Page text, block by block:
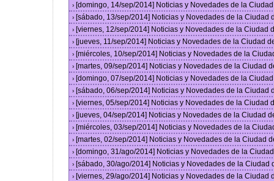
› [domingo, 14/sep/2014] Noticias y Novedades de la
› [sábado, 13/sep/2014] Noticias y Novedades de la Ciudad
› [viernes, 12/sep/2014] Noticias y Novedades de la Ciudad
› [jueves, 11/sep/2014] Noticias y Novedades de la Ciudad
› [miércoles, 10/sep/2014] Noticias y Novedades de la
› [martes, 09/sep/2014] Noticias y Novedades de la Ciudad
› [domingo, 07/sep/2014] Noticias y Novedades de la
› [sábado, 06/sep/2014] Noticias y Novedades de la Ciudad
› [viernes, 05/sep/2014] Noticias y Novedades de la Ciudad
› [jueves, 04/sep/2014] Noticias y Novedades de la Ciudad
› [miércoles, 03/sep/2014] Noticias y Novedades de la
› [martes, 02/sep/2014] Noticias y Novedades de la Ciudad
› [domingo, 31/ago/2014] Noticias y Novedades de la
› [sábado, 30/ago/2014] Noticias y Novedades de la Ciudad
› [viernes, 29/ago/2014] Noticias y Novedades de la Ciudad